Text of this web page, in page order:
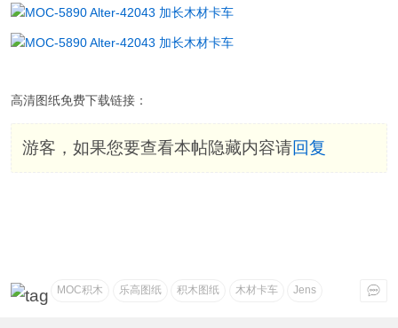
高清图纸免费下载链接：
游客，如果您要查看本帖隐藏内容请回复
MOC积木 乐高图纸 积木图纸 木材卡车 Jens